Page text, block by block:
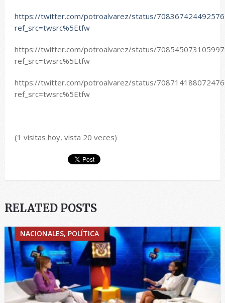
https://twitter.com/potroalvarez/status/
ref_src=twsrc%5Etfw
https://twitter.com/potroalvarez/status/
ref_src=twsrc%5Etfw
https://twitter.com/potroalvarez/status/
ref_src=twsrc%5Etfw
(1 visitas hoy, vista 20 veces)
RELATED POSTS
NACIONALES, POLÍTICA